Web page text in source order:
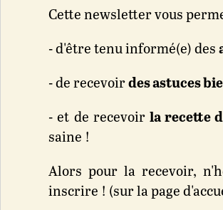
Cette newsletter vous
- d'être tenu informé(e) des
- de recevoirdes astuces
- et de recevoir la recette
saine !
Alors pour la recevoir,
inscrire ! (sur la page